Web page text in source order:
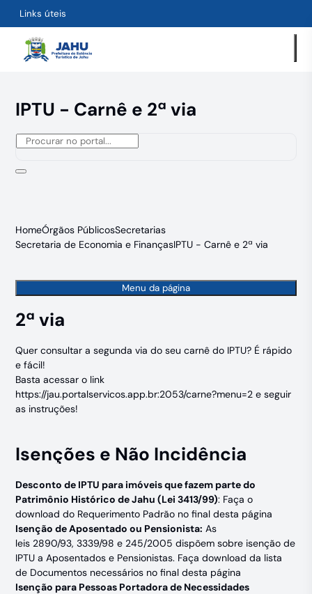
Links úteis
IPTU - Carnê e 2ª via
HomeÓrgãos PúblicosSecretarias
Secretaria de Economia e FinançasIPTU - Carnê e 2ª via
Menu da página
2ª via
Quer consultar a segunda via do seu carnê do IPTU? É rápido
e fácil!
Basta acessar o link
https://jau.portalservicos.app.br:2053/carne?menu=2 e seguir
as instruções!
Isenções e Não Incidência
Desconto de IPTU para imóveis que fazem parte do
Patrimônio Histórico de Jahu (Lei3413/99): Faça o
download do Requerimento Padrão no final desta página
Isenção de Aposentado ou Pensionista: As
leis 2890/93,3339/98 e 245/2005 dispõem sobre isenção de
IPTU a Aposentados e Pensionistas. Faça download da lista
de Documentos necessários no final desta página
Isenção para Pessoas Portadora de Necessidades